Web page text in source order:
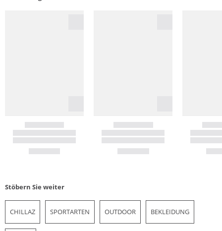
Stöbern Sie weiter
CHILLAZ SPORTARTEN OUTDOOR BEKLEIDUNG